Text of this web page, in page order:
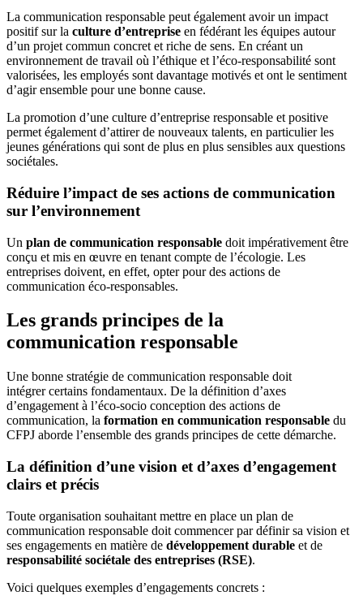
La communication responsable peut également avoir un impact
positif sur la culture d’entreprise en fédérant les équipes autour
d’un projet commun concret et riche de sens. En créant un
environnement de travail où l’éthique et l’éco-responsabilité sont
valorisées, les employés sont davantage motivés et ont le sentiment
d’agir ensemble pour une bonne cause.
La promotion d’une culture d’entreprise responsable et positive
permet également d’attirer de nouveaux talents, en particulier les
jeunes générations qui sont de plus en plus sensibles aux questions
sociétales.
Réduire l’impact de ses actions de communication
sur l’environnement
Un plan de communication responsable doit impérativement être
conçu et mis en œuvre en tenant compte de l’écologie. Les
entreprises doivent, en effet, opter pour des actions de
communication éco-responsables.
Les grands principes de la
communication responsable
Une bonne stratégie de communication responsable doit
intégrer certains fondamentaux. De la définition d’axes
d’engagement à l’éco-socio conception des actions de
communication, la formation en communication responsable du
CFPJ aborde l’ensemble des grands principes de cette démarche.
La définition d’une vision et d’axes d’engagement
clairs et précis
Toute organisation souhaitant mettre en place un plan de
communication responsable doit commencer par définir sa vision et
ses engagements en matière de développement durable et de
responsabilité sociétale des entreprises (RSE).
Voici quelques exemples d’engagements concrets :